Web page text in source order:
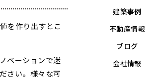
建築事例
不動産情報
ブログ
会社情報
を作り出すとこ
ベーションで迷
さい。様々な可